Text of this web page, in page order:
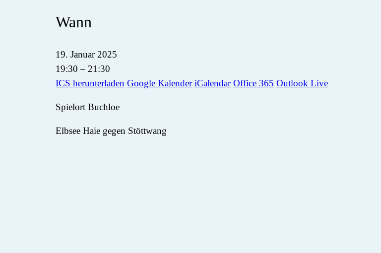
Wann
19. Januar 2025
19:30 – 21:30
ICS herunterladen Google Kalender iCalendar Office 365 Outlook Live
Spielort Buchloe
Elbsee Haie gegen Stöttwang